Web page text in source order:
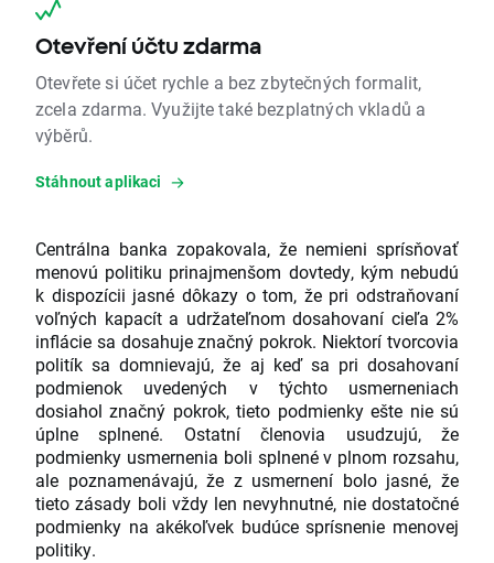
Otevření účtu zdarma
Otevřete si účet rychle a bez zbytečných formalit,
zcela zdarma. Využijte také bezplatných vkladů a
výběrů.
Stáhnout aplikaci
Centrálna banka zopakovala, že nemieni sprísňovať
menovú politiku prinajmenšom dovtedy, kým nebudú
k dispozícii jasné dôkazy o tom, že pri odstraňovaní
voľných kapacít a udržateľnom dosahovaní cieľa 2%
inflácie sa dosahuje značný pokrok. Niektorí tvorcovia
politík sa domnievajú, že aj keď sa pri dosahovaní
podmienok uvedených v týchto usmerneniach
dosiahol značný pokrok, tieto podmienky ešte nie sú
úplne splnené. Ostatní členovia usudzujú, že
podmienky usmernenia boli splnené v plnom rozsahu,
ale poznamenávajú, že z usmernení bolo jasné, že
tieto zásady boli vždy len nevyhnutné, nie dostatočné
podmienky na akékoľvek budúce sprísnenie menovej
politiky.